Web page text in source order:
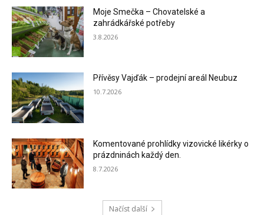
Moje Smečka – Chovatelské a
zahrádkářské potřeby
3.8.2026
Přívěsy Vajďák – prodejní areál Neubuz
10.7.2026
Komentované prohlídky vizovické likérky o
prázdninách každý den.
8.7.2026
Načíst další